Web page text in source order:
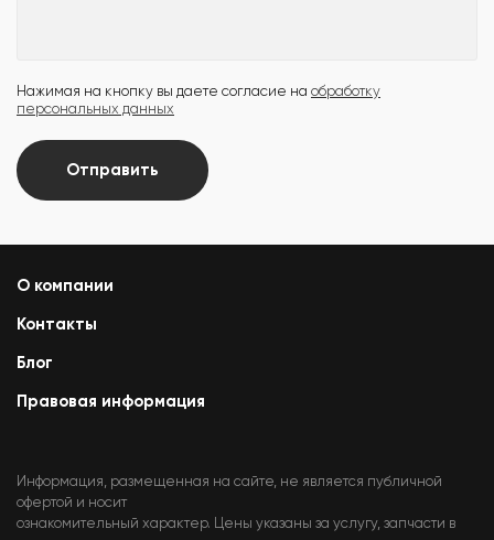
Нажимая на кнопку вы даете согласие на обработку
персональных данных
Отправить
О компании
Контакты
Блог
Правовая информация
Информация, размещенная на сайте, не является публичной
офертой и носит
ознакомительный характер. Цены указаны за услугу, запчасти в